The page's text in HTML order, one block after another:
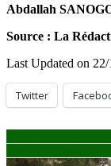
Abdallah
Source : La
Last Updated on
Twitter
Navigation
de